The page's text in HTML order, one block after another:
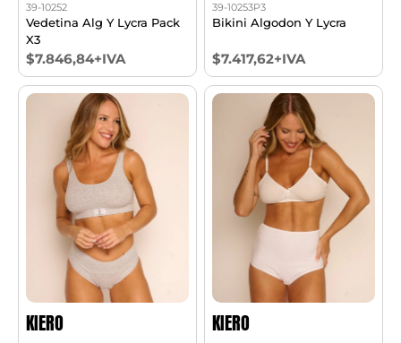
39-10252
Vedetina Alg Y Lycra Pack
X3
$7.846,84+IVA
39-10253P3
Bikini Algodon Y Lycra
$7.417,62+IVA
KIERO KIERO